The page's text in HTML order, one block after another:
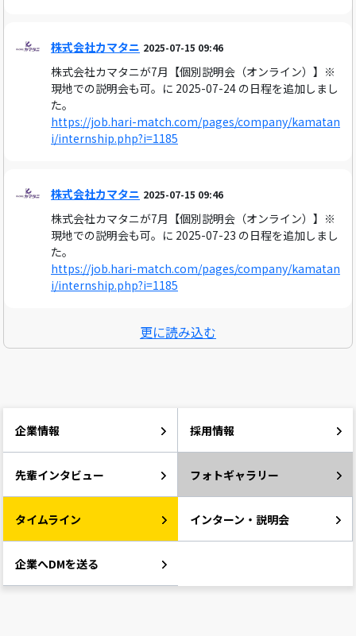
株式会社カマタニ 2025-07-15 09:46
株式会社カマタニが7月【個別説明会（オンライン）】※
現地での説明会も可。に 2025-07-24 の日程を追加しまし
た。
https://job.hari-match.com/pages/company/kamatan
i/internship.php?i=1185
株式会社カマタニ 2025-07-15 09:46
株式会社カマタニが7月【個別説明会（オンライン）】※
現地での説明会も可。に 2025-07-23 の日程を追加しまし
た。
https://job.hari-match.com/pages/company/kamatan
i/internship.php?i=1185
更に読み込む
企業情報 採用情報
先輩インタビュー フォトギャラリー
タイムライン インターン・説明会
企業へDMを送る